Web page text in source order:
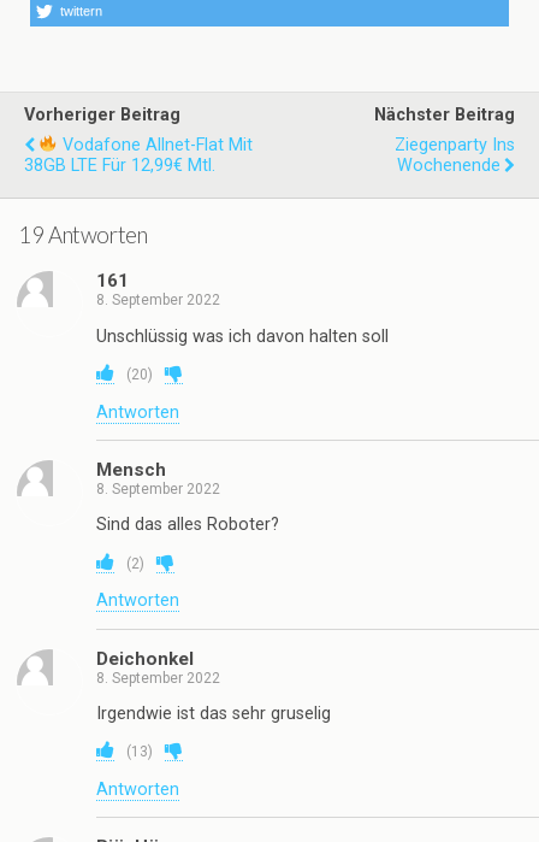
twittern
Vorheriger Beitrag
Vodafone Allnet-Flat Mit
38GB LTE Für 12,99€ Mtl.
Nächster Beitrag
Ziegenparty Ins
Wochenende
19 Antworten
161
8. September 2022
Unschlüssig was ich davon halten soll
(20)
Antworten
Mensch
8. September 2022
Sind das alles Roboter?
(2)
Antworten
Deichonkel
8. September 2022
Irgendwie ist das sehr gruselig
(13)
Antworten